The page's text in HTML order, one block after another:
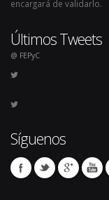
encargará de validarlo.
Últimos Tweets
@ FEPyC
Síguenos